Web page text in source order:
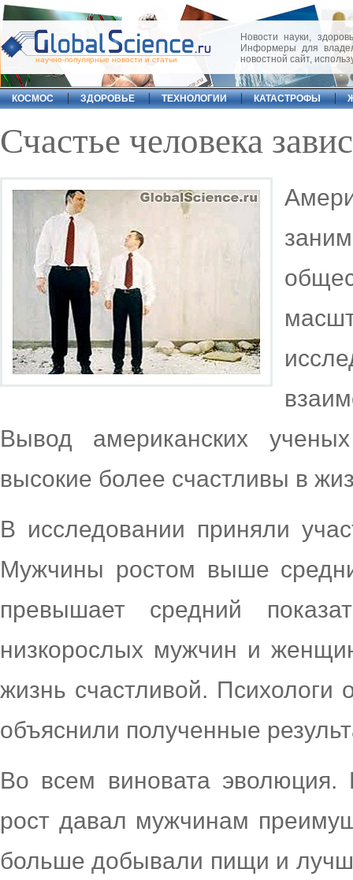
научно-популярные новости и статьи
Новости науки,
Информеры для
новостной сайт,
КОСМОС ЗДОРОВЬЕ ТЕХНОЛОГИИ КАТАСТРОФЫ
Счастье человека
Вывод американских
высокие более счастливы в
В исследовании приняли
Мужчины ростом выше
превышает средний
низкорослых мужчин и
жизнь счастливой. Психологи
объяснили полученные
Во всем виновата
рост давал мужчинам
больше добывали пищи и